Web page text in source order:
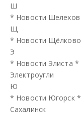
Ш
* Новости Шелехов
Щ
* Новости Щёлково
Э
* Новости Элиста *
Электроугли
Ю
* Новости Югорск *
Сахалинск